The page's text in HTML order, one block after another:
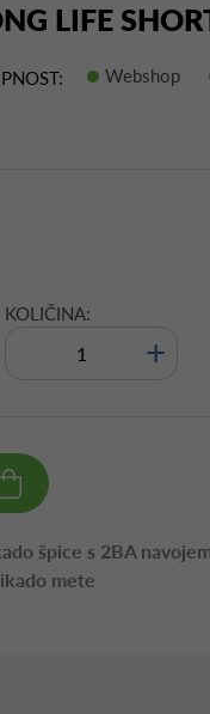
LIFE
Webshop
KOLIČINA:
+
špice s 2BA
mete